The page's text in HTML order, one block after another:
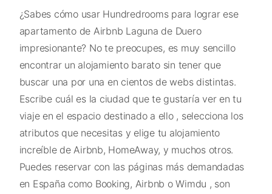
¿Sabes cómo usar Hundredrooms para lograr ese
apartamento de Airbnb Laguna de Duero
impresionante? No te preocupes, es muy sencillo
encontrar un alojamiento barato sin tener que
buscar una por una en cientos de webs distintas.
Escribe cuál es la ciudad que te gustaría ver en tu
viaje en el espacio destinado a ello , selecciona los
atributos que necesitas y elige tu alojamiento
increíble de Airbnb, HomeAway, y muchos otros.
Puedes reservar con las páginas más demandadas
en España como Booking, Airbnb o Wimdu , son